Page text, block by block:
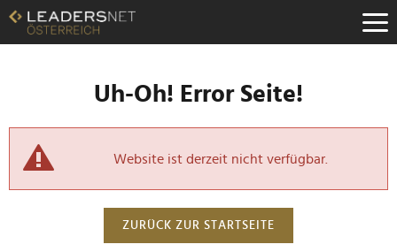
Uh-Oh! Error Seite!
Website ist derzeit nicht verfügbar.
ZURÜCK ZUR STARTSEITE